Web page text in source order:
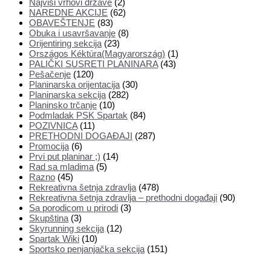
Najviši vrhovi države (2)
NAREDNE AKCIJE (62)
OBAVEŠTENJE (83)
Obuka i usavršavanje (8)
Orijentiring sekcija (23)
Országos Kéktúra(Magyarország) (1)
PALIČKI SUSRETI PLANINARA(43)
Pešačenje (120)
Planinarska orijentacija (30)
Planinarska sekcija (282)
Planinsko trčanje (10)
Podmladak PSK Spartak (84)
POZIVNICA(11)
PRETHODNI DOGAĐAJI (287)
Promocija (6)
Prvi put planinar ;) (14)
Rad sa mladima (5)
Razno (45)
Rekreativna šetnja zdravlja (478)
Rekreativna šetnja zdravlja – prethodni događaji (90)
Sa porodicom u prirodi (3)
Skupština (3)
Skyrunning sekcija (12)
Spartak Wiki (10)
Sportsko penjanjačka sekcija (151)